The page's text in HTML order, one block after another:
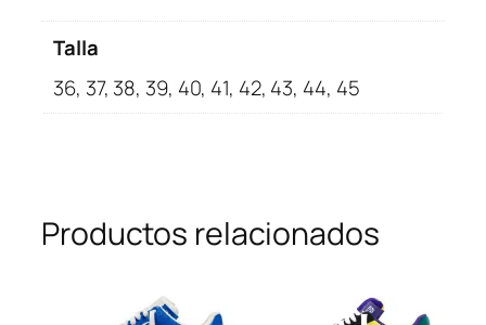
Talla
36, 37, 38, 39, 40, 41, 42, 43, 44, 45
Productos relacionados